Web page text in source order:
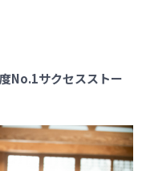
No.1サクセスストー